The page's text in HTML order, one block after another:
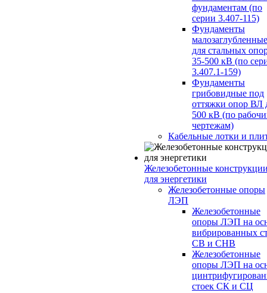
фундаментам (по
серии 3.407-115)
Фундаменты
малозаглубленные
для стальных
35-500 кВ (по
3.407.1-159)
Фундаменты
грибовидные под
оттяжки опор ВЛ
500 кВ (по
чертежам)
Кабельные лотки и
Железобетонные
для энергетики
Железобетонные опоры
ЛЭП
Железобетонные
опоры ЛЭП на
вибрированных
СВ и СНВ
Железобетонные
опоры ЛЭП на
стоек СК и СЦ